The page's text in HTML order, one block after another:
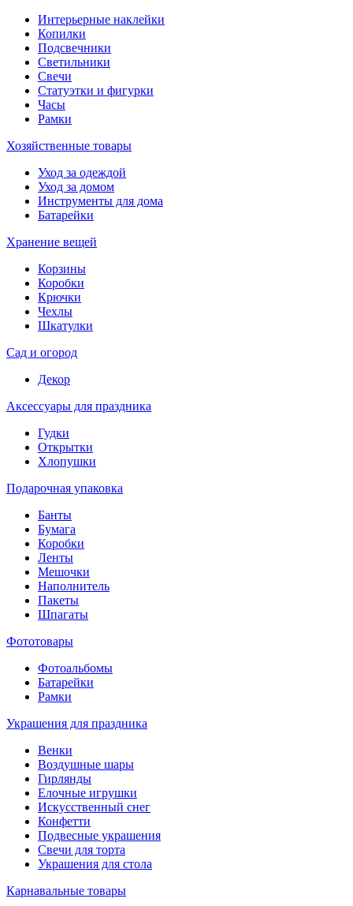
Интерьерные наклейки
Копилки
Подсвечники
Светильники
Свечи
Статуэтки и фигурки
Часы
Рамки
Хозяйственные товары
Уход за одеждой
Уход за домом
Инструменты для дома
Батарейки
Хранение вещей
Корзины
Коробки
Крючки
Чехлы
Шкатулки
Сад и огород
Декор
Аксессуары для праздника
Гудки
Открытки
Хлопушки
Подарочная упаковка
Банты
Бумага
Коробки
Ленты
Мешочки
Наполнитель
Пакеты
Шпагаты
Фототовары
Фотоальбомы
Батарейки
Рамки
Украшения для праздника
Венки
Воздушные шары
Гирлянды
Елочные игрушки
Искусственный снег
Конфетти
Подвесные украшения
Свечи для торта
Украшения для стола
Карнавальные товары